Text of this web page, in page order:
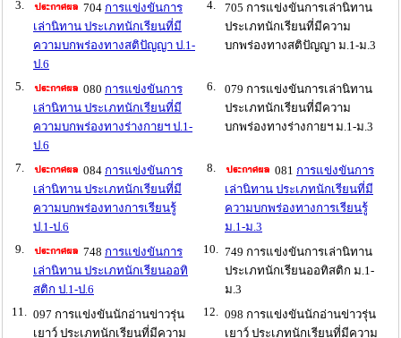
3. 704 การแข่งขันการ
เล่านิทาน ประเภทนักเรียนที่มี
ความบกพร่องทางสติปัญญา ป.1-
ป.6
4.
705 การแข่งขันการเล่านิทาน
ประเภทนักเรียนที่มีความ
บกพร่องทางสติปัญญา ม.1-ม.3
5. 080 การแข่งขันการ
เล่านิทาน ประเภทนักเรียนที่มี
ความบกพร่องทางร่างกายฯ ป.1-
ป.6
6.
079 การแข่งขันการเล่านิทาน
ประเภทนักเรียนที่มีความ
บกพร่องทางร่างกายฯ ม.1-ม.3
7. 084 การแข่งขันการ
เล่านิทาน ประเภทนักเรียนที่มี
ความบกพร่องทางการเรียนรู้
ป.1-ป.6
8. 081 การแข่งขันการ
เล่านิทาน ประเภทนักเรียนที่มี
ความบกพร่องทางการเรียนรู้
ม.1-ม.3
9.
748 การแข่งขันการ
เล่านิทาน ประเภทนักเรียนออทิ
สติก ป.1-ป.6
10. 749 การแข่งขันการเล่านิทาน
ประเภทนักเรียนออทิสติก ม.1-
ม.3
11. 097 การแข่งขันนักอ่านข่าวรุ่น
เยาว์ ประเภทนักเรียนที่มีความ
12. 098 การแข่งขันนักอ่านข่าวรุ่น
เยาว์ ประเภทนักเรียนที่มีความ